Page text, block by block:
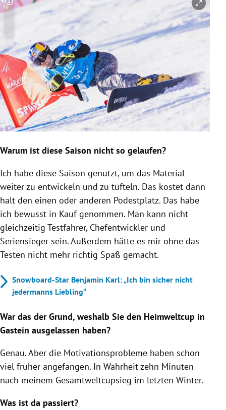
Copyright-Hinweis öffnen/schließen
Warum ist diese Saison nicht so gelaufen?
Ich habe diese Saison genutzt, um das Material
weiter zu entwickeln und zu tüfteln. Das kostet dann
halt den einen oder anderen Podestplatz. Das habe
ich bewusst in Kauf genommen. Man kann nicht
gleichzeitig Testfahrer, Chefentwickler und
Seriensieger sein. Außerdem hätte es mir ohne das
Testen nicht mehr richtig Spaß gemacht.
Snowboard-Star Benjamin Karl: „Ich bin sicher nicht
jedermanns Liebling“
War das der Grund, weshalb Sie den Heimweltcup in
Gastein ausgelassen haben?
Genau. Aber die Motivationsprobleme haben schon
viel früher angefangen. In Wahrheit zehn Minuten
nach meinem Gesamtweltcupsieg im letzten Winter.
Was ist da passiert?